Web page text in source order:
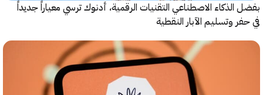
الاصطناعي التقنيات الرقمية، أدنوك ترسي معياراً جديداً
وتسليم الآبار النقطية